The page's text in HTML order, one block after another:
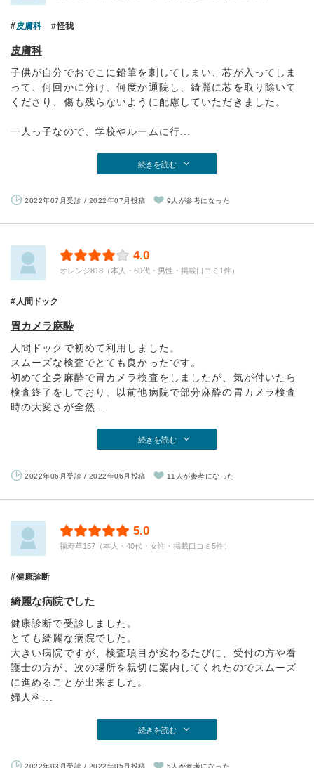
皮膚科 怪我
皮膚科
子供が自分でおでこに鉛筆を刺してしまい、芯が入ってしま
って、何回かに分け、何度か通院し、綺麗に芯を取り除いて
くださり、傷も残らないように配慮していただきました。
一人っ子なので、学校やルームに行...
続きを読む
2022年07月受診 / 2022年07月投稿 9人が参考になった
4.0
オレンジ818（本人・60代・男性・掲載口コミ1件）
人間ドック
胃カメラ麻酔
人間ドックで初めて利用しました。
スムーズな検査でとても良かったです。
初めて全身麻酔で胃カメラ検査をしましたが、気が付いたら
検査終了をしており、以前他病院で部分麻酔の胃カメラ検査
時の大変さが全然...
続きを読む
2022年06月受診 / 2022年06月投稿 11人が参考になった
5.0
福寿草157（本人・40代・女性・掲載口コミ5件）
健康診断
綺麗な病院でした
健康診断で受診しました。
とても綺麗な病院でした。
大きい病院ですが、検査項目が変わるたびに、受付の方や看
護士の方が、次の場所を親切に案内してくれたのでスムーズ
に進めることが出来ました。
婦人科...
続きを読む
2022年03月受診 / 2022年05月投稿 5人が参考になった